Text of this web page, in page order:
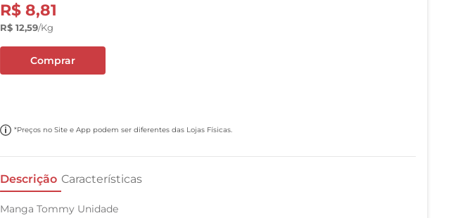
R$ 8,81
R$ 12,59/kg
Comprar
*Preços no Site e App podem ser diferentes das Lojas Físicas.
Descrição Características
Manga Tommy Unidade